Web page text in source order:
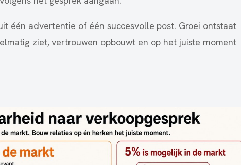
één advertentie of één succesvolle post. Groei ontstaat
ziet, vertrouwen opbouwt en op het juiste moment